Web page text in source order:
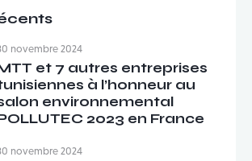
novembre 2024
et 7 autres entreprises
à l’honneur au
environnemental
2023 en France
novembre 2024